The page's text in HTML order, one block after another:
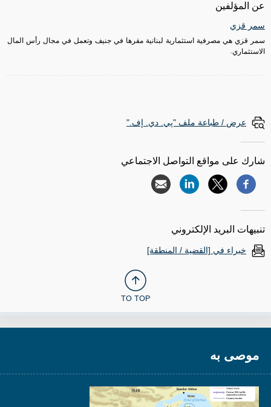
عن المؤلفين
سمر قزي
سمر قزي هي مصرفية استثمارية لبنانية مقرها في جنيف وتعمل في مجال رأس المال
الاستثماري.
عرض / طباعة ملف "پي. دي. إف."
شارك على مواقع التواصل الاجتماعي
تنبيهات البريد الإلكتروني
خبراء في [القضية / المنطقة]
TO TOP
موصى به